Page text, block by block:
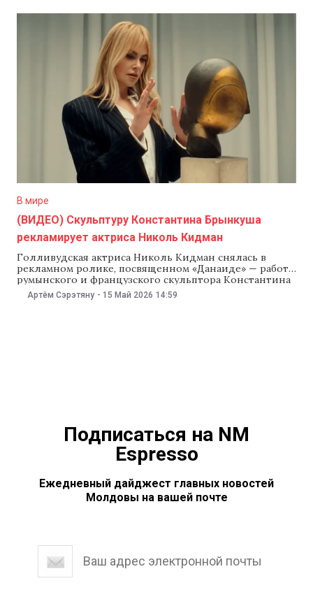
«Данаида» — бронзовая скульптура с позолотой,
созданная около 1913 года.
В мире
(ВИДЕО) Скульптуру Константина Брынкуша
рекламирует актриса Николь Кидман
Голливудская актриса Николь Кидман снялась в
рекламном ролике, посвященном «Данаиде» — работе
румынского и французского скульптора Константина
Брынкуша. Скульптуру выставят на аукцион в Нью-
Йорке, сообщает Mediafax. Скульптуру «Данаида»
Артём Сэрэтяну - 15 Май 2026 14:59
Подписаться на NM
Espresso
Ежедневный дайджест главных новостей
Молдовы на вашей почте